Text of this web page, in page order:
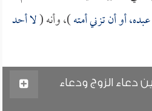
أو أن تزني أمته)، وأنه (لا أحد
دعاء الزوج ودعاء